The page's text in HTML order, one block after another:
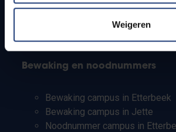
Weigeren
Leerkrachten en secundaire
Bewaking en noodnummers
Bewaking campus in Etterbeek
Bewaking campus in Jette
Noodnummer campus in